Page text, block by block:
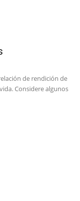
de rendición de
Considere algunos